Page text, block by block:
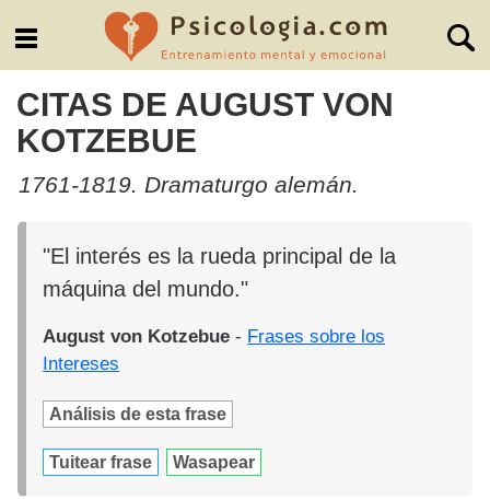
CITAS DE AUGUST VON
KOTZEBUE
1761-1819. Dramaturgo alemán.
"El interés es la rueda principal de la
máquina del mundo."
August von Kotzebue - Frases sobre los
Intereses
Análisis de esta frase
Tuitear frase Wasapear